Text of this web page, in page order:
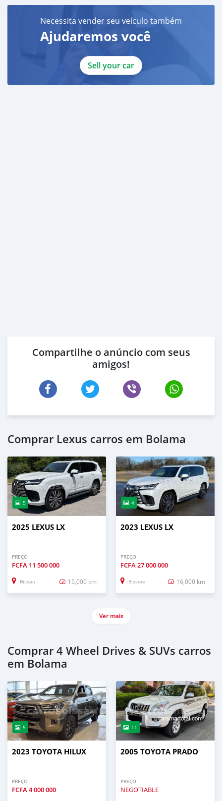
Necessita vender seu veículo também
Ajudaremos você
Sell your car
Compartilhe o anúncio com seus
amigos!
Comprar Lexus carros em Bolama
5
2025 LEXUS LX
PREÇO
FCFA 11 500 000
Bissau 15,000 km
4
2023 LEXUS LX
PREÇO
FCFA27 000 000
Bissora 16,000 km
Ver mais
Comprar 4 Wheel Drives & SUVs carros
em Bolama
5
2023 TOYOTA HILUX
PREÇO
FCFA4 000 000
11
2005 TOYOTA PRADO
PREÇO
NEGOTIABLE